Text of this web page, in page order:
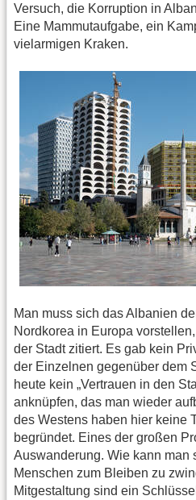
Versuch, die Korruption in
Eine Mammutaufgabe, ein
vielarmigen Kraken.
Man muss sich das Albanien
Nordkorea in Europa
der Stadt zitiert. Es gab kein
der Einzelnen gegenüber dem
heute kein „Vertrauen in den
anknüpfen, das man wieder
des Westens haben hier keine
begründet. Eines der großen
Auswanderung. Wie kann man
Menschen zum Bleiben zu
Mitgestaltung sind ein